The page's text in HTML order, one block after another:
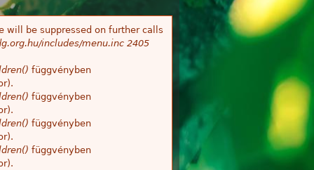
will be suppressed on further calls
includes/menu.inc 2405
függvényben
függvényben
függvényben
függvényben